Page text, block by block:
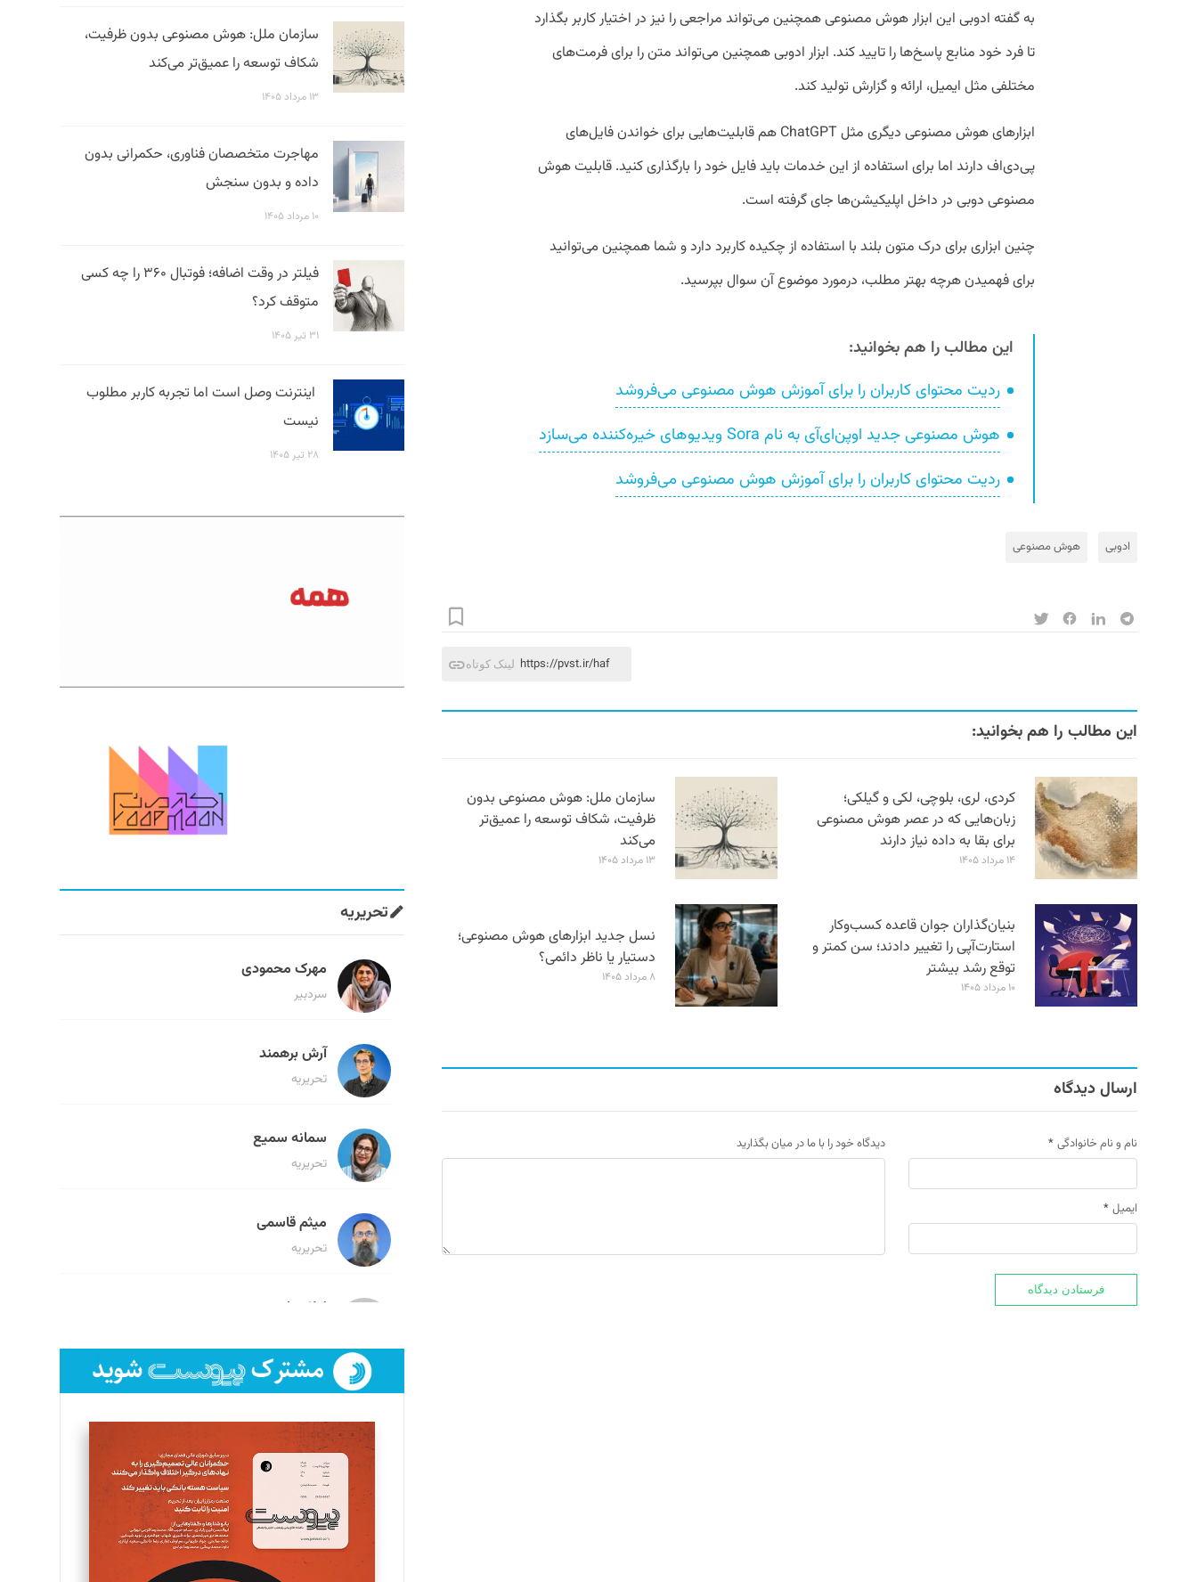
به گفته ادوبی این ابزار هوش مصنوعی همچنین می‌تواند مراجعی را نیز در اختیار کاربر بگذارد
تا فرد خود منابع پاسخ‌ها را تایید کند. ابزار ادوبی همچنین می‌تواند متن را برای فرمت‌های
مختلفی مثل ایمیل، ارائه و گزارش تولید کند.
ابزارهای هوش مصنوعی دیگری مثل ChatGPT هم قابلیت‌هایی برای خواندن فایل‌های
پی‌دی‌اف دارند اما برای استفاده از این خدمات باید فایل خود را بارگذاری کنید. قابلیت هوش
مصنوعی دوبی در داخل اپلیکیشن‌ها جای گرفته است.
چنین ابزاری برای درک متون بلند با استفاده از چکیده کاربرد دارد و شما همچنین می‌توانید
برای فهمیدن هرچه بهتر مطلب، درمورد موضوع آن سوال بپرسید.
این مطالب را هم بخوانید:
ردیت محتوای کاربران را برای آموزش هوش مصنوعی می‌فروشد
هوش مصنوعی جدید اوپن‌ای‌آی به نام Sora ویدیو‌های خیره‌کننده می‌سازد
ردیت محتوای کاربران را برای آموزش هوش مصنوعی می‌فروشد
ادوبی هوش مصنوعی
لینک کوتاه https://pvst.ir/haf
این مطالب را هم بخوانید:
کردی، لری، بلوچی، لکی و گیلکی؛
زبان‌هایی که در عصر هوش مصنوعی
برای بقا به داده نیاز دارند
۱۴ مرداد ۱۴۰۵
سازمان ملل: هوش مصنوعی بدون
ظرفیت، شکاف توسعه را عمیق‌تر
می‌کند
۱۳ مرداد ۱۴۰۵
بنیان‌گذاران جوان قاعده کسب‌وکار
استارت‌آپی را تغییر دادند؛ سن‌ کمتر و
توقع رشد بیشتر
۱۰ مرداد ۱۴۰۵
نسل جدید ابزارهای هوش مصنوعی؛
دستیار یا ناظر دائمی؟
۸ مرداد ۱۴۰۵
ارسال دیدگاه
نام و نام خانوادگی *
ایمیل *
دیدگاه خود را با ما در میان بگذارید
سازمان ملل: هوش مصنوعی بدون ظرفیت،
شکاف توسعه را عمیق‌تر می‌کند
۱۳ مرداد ۱۴۰۵
مهاجرت متخصصان فناوری، حکمرانی بدون
داده و بدون سنجش
۱۰ مرداد ۱۴۰۵
فیلتر در وقت اضافه؛ فوتبال ۳۶۰ را چه کسی
متوقف کرد؟
۳۱ تیر ۱۴۰۵
اینترنت وصل است اما تجربه کاربر مطلوب
نیست
۲۸ تیر ۱۴۰۵
تحریریه
مهرک محمودی
سردبیر
آرش برهمند
تحریریه
سمانه سمیع
تحریریه
میثم قاسمی
تحریریه
لیلا حنارود
فائزه فتحی رستمی
تحریریه
سروش کرمیان
تحریریه
مینا پاکدل